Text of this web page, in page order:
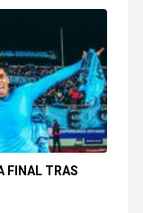
FINAL TRAS